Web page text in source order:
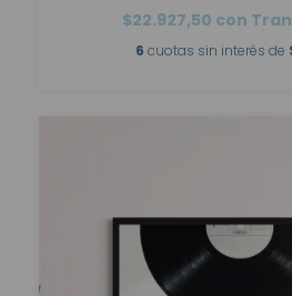
$22.927,50 con
6 cuotas sin interés de